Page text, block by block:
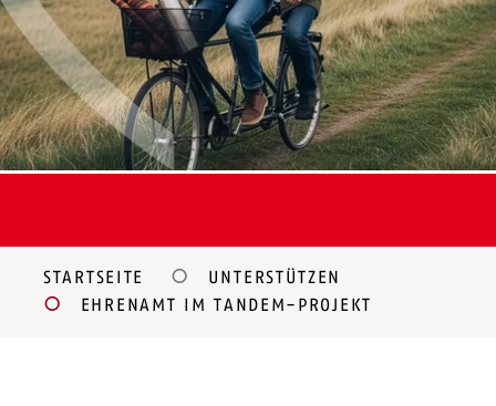
STARTSEITE
UNTERSTÜTZEN
EHRENAMT IM TANDEM-PROJEKT